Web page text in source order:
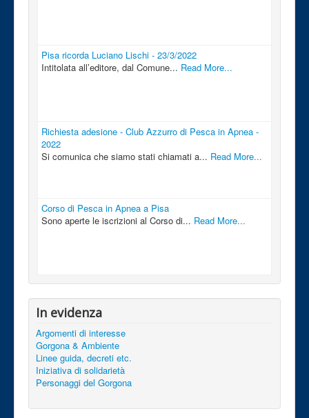
Pisa ricorda Luciano Lischi - 23/3/2022
Intitolata all’editore, dal Comune... Read More...
Richiesta adesione - Club Azzurro di Pesca in Apnea -
2022
Si comunica che siamo stati chiamati a... Read More...
Corso di Pesca in Apnea a Pisa
Sono aperte le iscrizioni al Corso di... Read More...
In evidenza
Argomenti di interesse
Gorgona & Ambiente
Linee guida, decreti etc.
Iniziativa di solidarietà
Personaggi del Gorgona